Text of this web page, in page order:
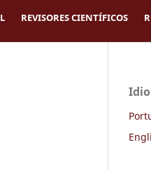
REVISORES CIENTÍFICOS